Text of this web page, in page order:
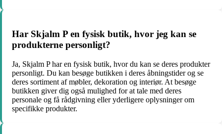
Har Skjalm P en fysisk butik, hvor jeg kan se
produkterne personligt?
Ja, Skjalm P har en fysisk butik, hvor du kan se deres produkter
personligt. Du kan besøge butikken i deres åbningstider og se
deres sortiment af møbler, dekoration og interiør. At besøge
butikken giver dig også mulighed for at tale med deres
personale og få rådgivning eller yderligere oplysninger om
specifikke produkter.